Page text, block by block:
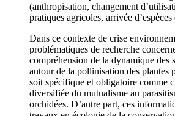
(anthropisation, changement
pratiques agricoles, arrivée
Dans ce contexte de crise
problématiques de recherche
compréhension de la dynamique des
autour de la pollinisation des plantes
soit spécifique et obligatoire comme
diversifiée du mutualisme au
orchidées. D’autre part, ces